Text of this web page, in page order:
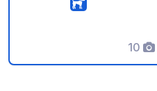
déjeuner aux campeurs.
propriétaire prévoit
services de base,
10
Photos